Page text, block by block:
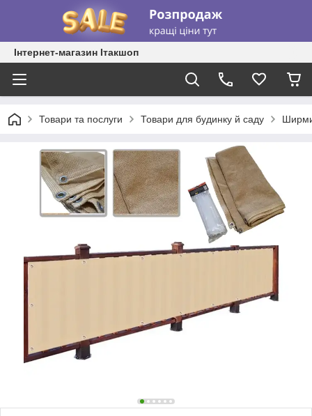
Інтернет-магазин Ітакшоп
Товари та послуги Товари для будинку й саду